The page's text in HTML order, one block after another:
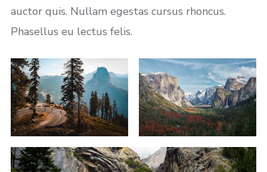
auctor quis. Nullam egestas cursus rhoncus.
Phasellus eu lectus felis.